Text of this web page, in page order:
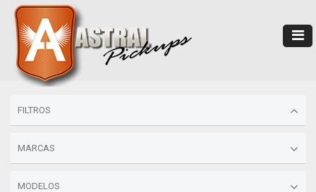
FILTROS
MARCAS
MODELOS